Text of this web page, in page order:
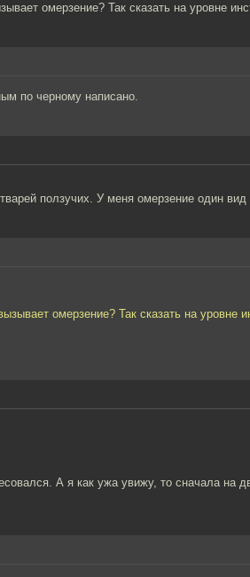
омерзение? Так сказать на уровне
по черному написано.
ползучих. У меня омерзение один вид
омерзение? Так сказать на уровне
А я как ужа увижу, то сначала на